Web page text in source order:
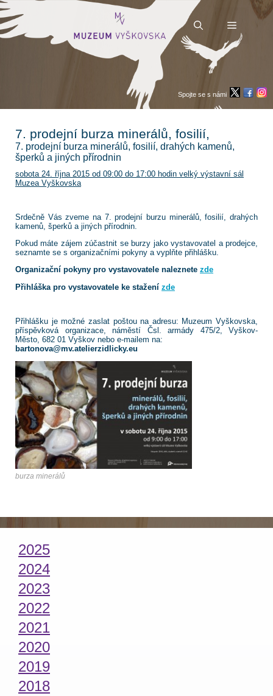
Přeskočit
na
obsah
Menu
Spojte se s námi
2025
2024
2023
2022
2021
2020
2019
2018
7. prodejní burza minerálů, fosilií,
7. prodejní burza minerálů, fosilií, drahých kamenů,
šperků a jiných přírodnin
sobota 24. října 2015 od 09:00 do 17:00 hodin velký výstavní sál
Muzea Vyškovska
Srdečně Vás zveme na 7. prodejní burzu minerálů, fosilií, drahých
kamenů, šperků a jiných přírodnin.
Pokud máte zájem zúčastnit se burzy jako vystavovatel a prodejce,
seznamte se s organizačními pokyny a vyplňte přihlášku.
Organizační pokyny pro vystavovatele naleznete zde
Přihláška pro vystavovatele ke stažení zde
Přihlášku je možné zaslat poštou na adresu: Muzeum Vyškovska,
příspěvková organizace, náměstí Čsl. armády 475/2, Vyškov-
Město, 682 01 Vyškov nebo e-mailem na:
bartonova@mv.atelierzidlicky.eu
burza minerálů